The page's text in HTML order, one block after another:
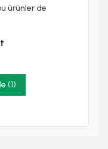
ürünler de
(1)